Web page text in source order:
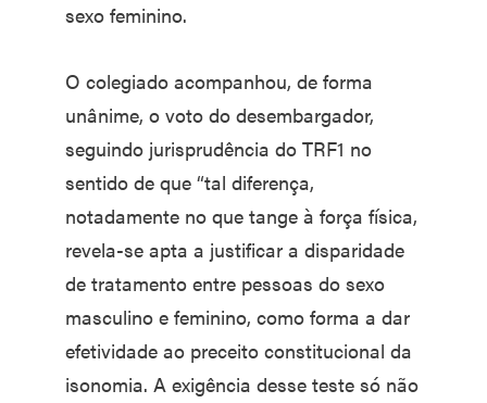
sexo feminino.
O colegiado acompanhou, de forma
unânime, o voto do desembargador,
seguindo jurisprudência do TRF1 no
sentido de que “tal diferença,
notadamente no que tange à força física,
revela-se apta a justificar a disparidade
de tratamento entre pessoas do sexo
masculino e feminino, como forma a dar
efetividade ao preceito constitucional da
isonomia. A exigência desse teste só não